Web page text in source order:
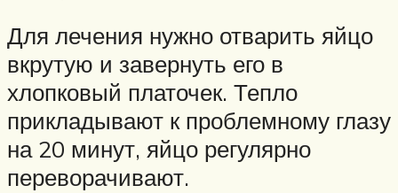
Для лечения нужно отварить яйцо
вкрутую и завернуть его в
хлопковый платочек. Тепло
прикладывают к проблемному глазу
на 20 минут, яйцо регулярно
переворачивают.